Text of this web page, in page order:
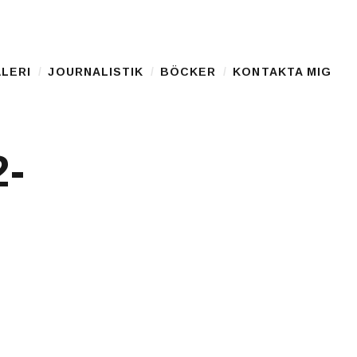
JOURNALISTIK BÖCKER KONTAKTA MIG